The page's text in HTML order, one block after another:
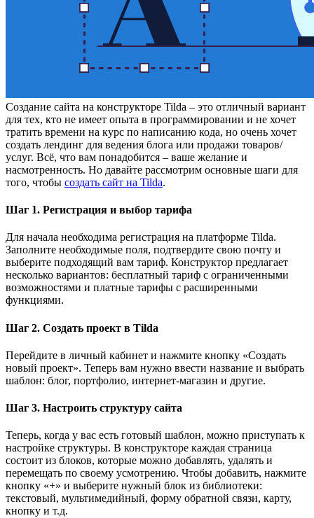
Создание сайта на конструкторе Tilda – это отличный вариант
для тех, кто не имеет опыта в программировании и не хочет
тратить времени на курс по написанию кода, но очень хочет
создать лендинг для ведения блога или продажи товаров/
услуг. Всё, что вам понадобится – ваше желание и
насмотренность. Но давайте рассмотрим основные шаги для
того, чтобы создать сайт на Tilda.
Шаг 1. Регистрация и выбор тарифа
Для начала необходима регистрация на платформе Tilda.
Заполните необходимые поля, подтвердите свою почту и
выберите подходящий вам тариф. Конструктор предлагает
несколько вариантов: бесплатный тариф с ограниченными
возможностями и платные тарифы с расширенными
функциями.
Шаг 2. Создать проект в Tilda
Перейдите в личный кабинет и нажмите кнопку «Создать
новый проект». Теперь вам нужно ввести название и выбрать
шаблон: блог, портфолио, интернет-магазин и другие.
Шаг 3. Настроить структуру сайта
Теперь, когда у вас есть готовый шаблон, можно приступать к
настройке структуры. В конструкторе каждая страница
состоит из блоков, которые можно добавлять, удалять и
перемещать по своему усмотрению. Чтобы добавить, нажмите
кнопку «+» и выберите нужный блок из библиотеки:
текстовый, мультимедийный, форму обратной связи, карту,
кнопку и т.д.